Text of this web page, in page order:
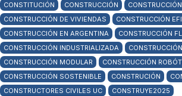
CONSTITUCIÓN
CONSTRUCCIÓN
CONSTRUCCIÓN DE VIVIENDAS
CONSTRUCCIÓN
CONSTRUCCIÓN EN ARGENTINA
CONSTRUCCIÓN
CONSTRUCCIÓN INDUSTRIALIZADA
CONSTRUCCIÓN MODULAR
CONSTRUCCIÓN
CONSTRUCCIÓN SOSTENIBLE
CONSTRUCIÓN
CONSTRUCTORES CIVILES UC
CONSTRUYE2025